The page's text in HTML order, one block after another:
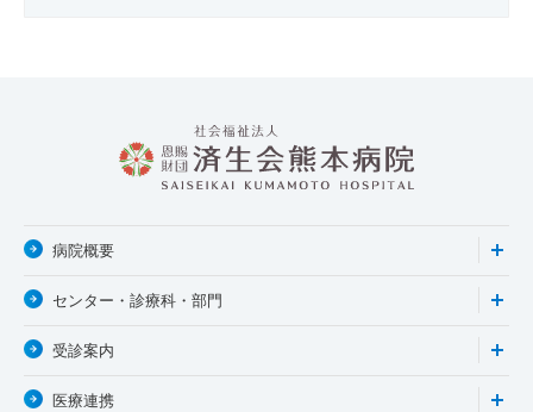
病院概要
センター・診療科・部門
受診案内
医療連携